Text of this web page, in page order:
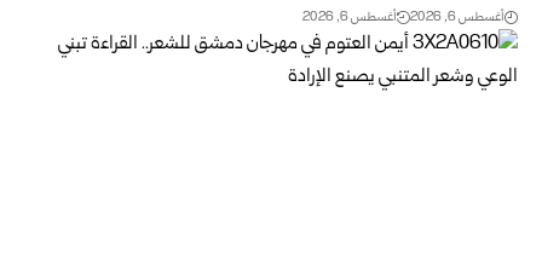
أغسطس 6, 2026 أغسطس 6, 2026